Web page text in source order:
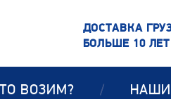
ДОСТАВКА
БОЛЬШЕ 10
ВОЗИМ? /